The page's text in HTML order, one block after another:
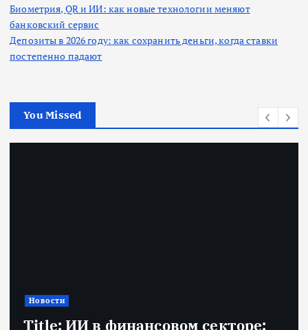
Биометрия, QR и ИИ: как новые технологии меняют
банковский сервис
Депозиты в 2026 году: как сохранить деньги, когда ставки
постепенно падают
You Missed
Новости
Title: ИИ в финансовом секторе: